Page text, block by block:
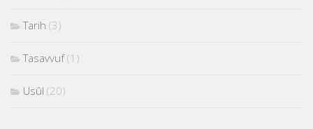
Tarih (3)
Tasavvuf(1)
Usûl (20)